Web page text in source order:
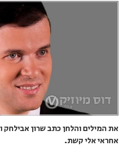
את המילים והלחן כתב שרון אבילחק
אחראי אלי קשת.